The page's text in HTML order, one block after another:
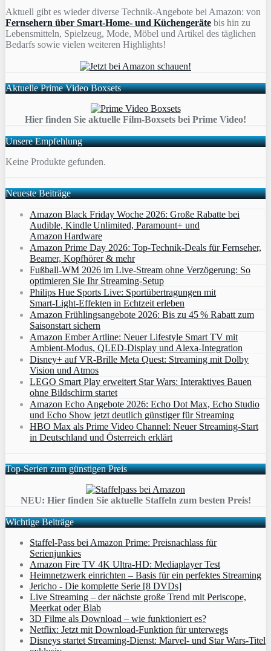
Aktuell gibt es wieder diverse Technik-Angebote bei Amazon: von
Fernsehern über Smart-Home- und Küchengeräte bis hin zu
Lebensmitteln, Spielzeug, Mode, Möbel und Artikel des täglichen
Bedarfs sowie vielen weiteren Highlights!
Aktuelle Prime Video Boxsets
Hier finden Sie aktuelle Film-Boxsets bei Prime Video!
Unsere Empfehlung
Keine Produkte gefunden.
Neueste Beiträge
Amazon Black Friday Woche 2026: Große Rabatte bei
Audible, Kindle Unlimited, Paramount+ und
Amazon Hardware
Amazon Prime Day 2026: Top-Technik-Deals für Fernseher,
Beamer, Kopfhörer & mehr
Fußball-WM 2026 im Live-Stream ohne Verzögerung: So
optimieren Sie Ihr Streaming-Setup
Philips Hue Sports Live: Sportübertragungen mit
Smart‑Light‑Effekten in Echtzeit erleben
Amazon Frühlingsangebote 2026: Bis zu 45 % Rabatt zum
Saisonstart sichern
Amazon Ember Artline: Neuer Lifestyle Smart TV mit
Ambient‑Modus, QLED‑Display und Alexa‑Integration
Disney+ auf VR-Brille Meta Quest: Streaming mit Dolby
Vision und Atmos
LEGO Smart Play erweitert Star Wars: Interaktives Bauen
ohne Bildschirm startet
Amazon Echo Angebote 2026: Echo Dot Max, Echo Studio
und Echo Show jetzt deutlich günstiger für Streaming
HBO Max als Prime Video Channel: Neuer Streaming‑Start
in Deutschland und Österreich erklärt
Top-Serien zum günstigen Preis
NEU: Hier finden Sie aktuelle Staffeln zum besten Preis!
Wichtige Beiträge
Staffel-Pass bei Amazon Prime: Preisnachlass für
Serienjunkies
Amazon Fire TV 4K Ultra-HD: Mediaplayer Test
Heimnetzwerk einrichten – Basis für ein perfektes Streaming
Jericho - Die komplette Serie [8 DVDs]
Live Streaming – der nächste große Trend mit Periscope,
Meerkat oder Blab
3D Filme als Download – wie funktioniert es?
Netflix: Jetzt mit Download-Funktion für unterwegs
Disneys startet Streaming-Dienst: Marvel- und Star Wars-Titel